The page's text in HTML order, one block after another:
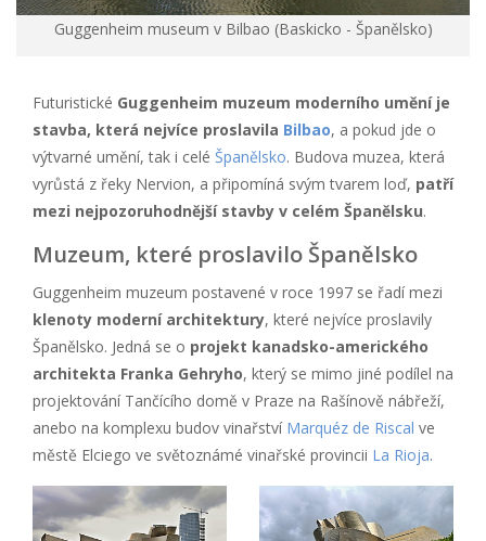
Guggenheim museum v Bilbao (Baskicko - Španělsko)
Futuristické Guggenheim muzeum moderního umění je
stavba, která nejvíce proslavila Bilbao, a pokud jde o
výtvarné umění, tak i celé Španělsko. Budova muzea, která
vyrůstá z řeky Nervion, a připomíná svým tvarem loď, patří
mezi nejpozoruhodnější stavby v celém Španělsku.
Muzeum, které proslavilo Španělsko
Guggenheim muzeum postavené v roce 1997 se řadí mezi
klenoty moderní architektury, které nejvíce proslavily
Španělsko. Jedná se o projekt kanadsko-amerického
architekta Franka Gehryho, který se mimo jiné podílel na
projektování Tančícího domě v Praze na Rašínově nábřeží,
anebo na komplexu budov vinařství Marquéz de Riscal ve
městě Elciego ve světoznámé vinařské provincii La Rioja.